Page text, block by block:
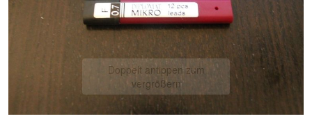
Doppelt antippen zum
vergrößern